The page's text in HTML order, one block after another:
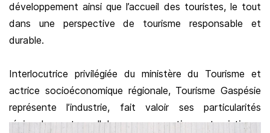
développement ainsi que l’accueil des touristes, le tout
dans une perspective de tourisme responsable et
durable.
Interlocutrice privilégiée du ministère du Tourisme et
actrice socioéconomique régionale, Tourisme Gaspésie
représente l’industrie, fait valoir ses particularités
régionales et collabore aux actions touristiques